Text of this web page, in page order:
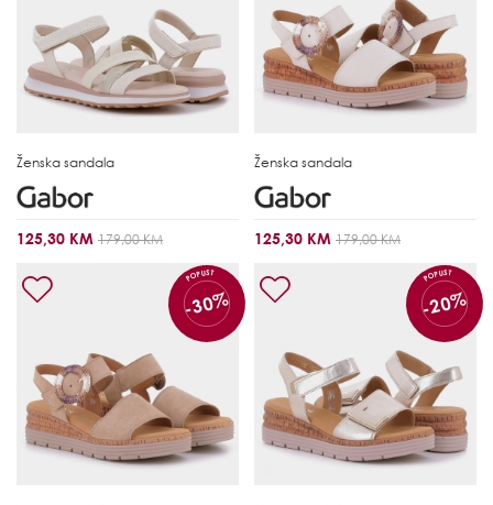
Ženska sandala
125,30 KM 179,00 KM
Ženska sandala
125,30 KM 179,00 KM
POPUST
-30%
POPUST
-20%